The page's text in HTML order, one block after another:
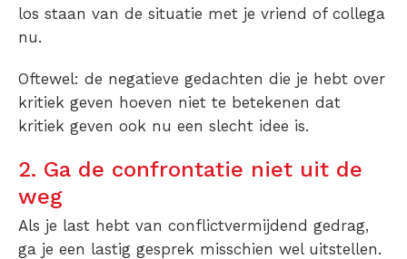
los staan van de situatie met je vriend of collega
nu.
Oftewel: de negatieve gedachten die je hebt over
kritiek geven hoeven niet te betekenen dat
kritiek geven ook nu een slecht idee is.
2. Ga de confrontatie niet uit de
weg
Als je last hebt van conflictvermijdend gedrag,
ga je een lastig gesprek misschien wel uitstellen.